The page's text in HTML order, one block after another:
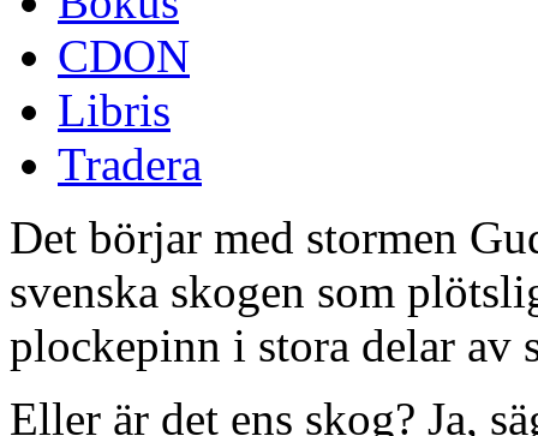
CDON
Libris
Tradera
Det börjar med stormen
svenska skogen som
plockepinn i stora delar av
Eller är det ens skog? Ja,